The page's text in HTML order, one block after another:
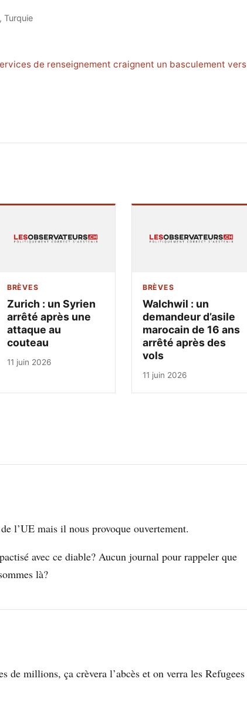
, Turquie
de renseignement craignent un basculement vers
BRÈVES
Zurich : un Syrien
arrêté après une
attaque au
couteau
11 juin 2026
BRÈVES
Walchwil : un
demandeur d’asile
marocain de 16 ans
arrêté après des
vols
11 juin 2026
l’UE mais il nous provoque ouvertement.
avec ce diable? Aucun journal pour rappeler que
là?
de millions, ça crèvera l’abcès et on verra les Refugees